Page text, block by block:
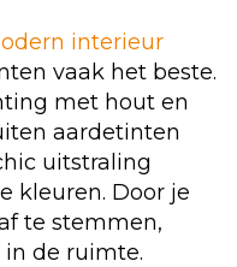
interieur
vaak het beste.
met hout en
aardetinten
uitstraling
kleuren. Door je
te stemmen,
de ruimte.